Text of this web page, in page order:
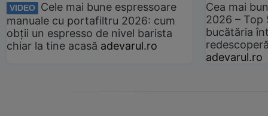
VIDEO
Cele mai bune espressoare
manuale cu portafiltru 2026: cum
obții un espresso de nivel barista
chiar la tine acasă adevarul.ro
Cea mai
2026 –
bucătăria
adevarul.ro